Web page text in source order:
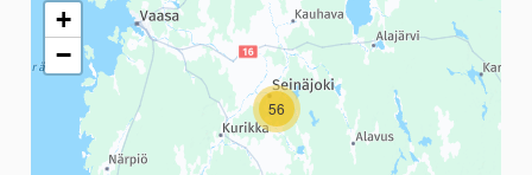
56
+
−